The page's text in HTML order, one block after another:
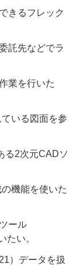
きるフレック
託先などでラ
業を行いた
いる図面を参
る2次元CADソ
機能を使いた
ール
たい。
）データを扱